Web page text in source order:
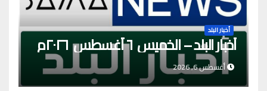
أخبار البلد
أخبار البلد – الخميس ٦ أغسطس ٢٠٢٦م
أغسطس 6, 2026